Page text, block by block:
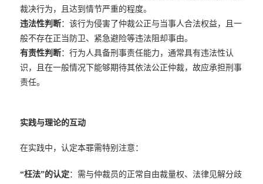
裁决行为，且达到情节严重的程度。
违法性判断：该行为侵害了仲裁公正与当事人合法权益，且一
般不存在正当防卫、紧急避险等违法阻却事由。
有责性判断：行为人具备刑事责任能力，通常具有违法性认
识，且在一般情况下能够期待其依法公正仲裁，故应承担刑事
责任。
实践与理论的互动
在实践中，认定本罪需特别注意：
“枉法”的认定：需与仲裁员的正常自由裁量权、法律见解分歧